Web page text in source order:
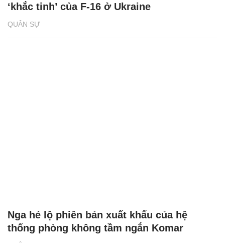
QUÂN SỰ
‘khắc tinh’ của F-16 ở Ukraine
Nga hé lộ phiên bản xuất khẩu của hệ
thống phòng không tầm ngắn Komar